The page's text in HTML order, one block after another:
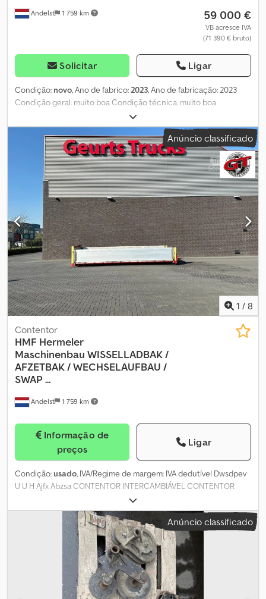
Andelst 1 759 km 59 000 €
VB acresce IVA
(71 390 € bruto)
Solicitar Ligar
Condição: novo, Ano de fabrico:2023, Ano de fabricação: 2023
Condição geral: muito boa Condição técnica: muito boa
Condição visual: muito boa 4 X HMF 2320K-RCS K6 GUINDASTE
AUTOMÓVEL 2023 (NOVO) Ajuste eletrônico de velocidade, HDL-d
Controle do freio de giro Controle progressivo do guindaste
Controle prioritário de fluxo Dual Power com sistema de braço
articulado Válvula proporcional de controle PVG 32
Dedpowlhgisfx Abzjwa Guiamento interno de mangueiras
Revestimento ecológico de alta qualidade Sistema de segurança
RCL 5 a 6 funções disponíveis Preparado para uso com guincho
Controle remoto por rádio
Anúncio classificado
1 / 8
Andelst 1 759 km
Contentor
HMF Hermeler
Maschinenbau WISSELLADBAK /
AFZETBAK / WECHSELAUFBAU /
SWAP ...
Informação de
preços
Ligar
Condição:usado, IVA/Regime de margem: IVA dedutível Dwsdpev
U U H Ajfx Abzsa CONTENTOR INTERCAMBIÁVEL CONTENTOR
PARA SISTEMA DE CABOS C = 615 cm L = 246 cm Placas de
alumínio com 80 cm de altura 2 x acionados hidraulicamente
Anúncio classificado